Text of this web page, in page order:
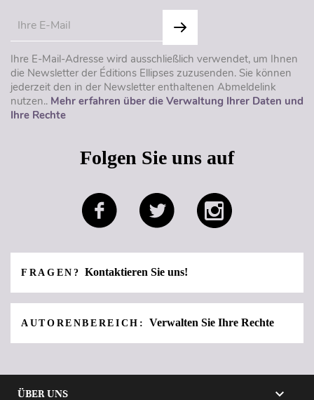
Ihre E-Mail-Adresse wird ausschließlich verwendet, um Ihnen
die Newsletter der Éditions Ellipses zuzusenden. Sie können
jederzeit den in der Newsletter enthaltenen Abmeldelink
nutzen.. Mehr erfahren über die Verwaltung Ihrer Daten und
Ihre Rechte
Folgen Sie uns auf
FRAGEN? Kontaktieren Sie uns!
AUTORENBEREICH: Verwalten Sie Ihre Rechte
ÜBER UNS 